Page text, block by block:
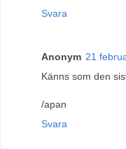
Svara
Anonym 21
Känns som den
/apan
Svara